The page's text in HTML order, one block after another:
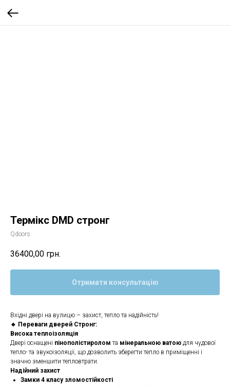
Термікс DМD стронг
Qdoors
36400,00 грн.
Отримати консультацію
Вхідні двері на вулицю – захист, тепло та надійність!
🔹 Переваги дверей Стронг:
Висока теплоізоляція
Двері оснащені пінополістиролом та мінеральною ватою для чудової
тепло- та звукоізоляції, що дозволить зберегти тепло в приміщенні і
значно зменшити тепловтрати.
Надійний захист
Замки 4 класу зломостійкості